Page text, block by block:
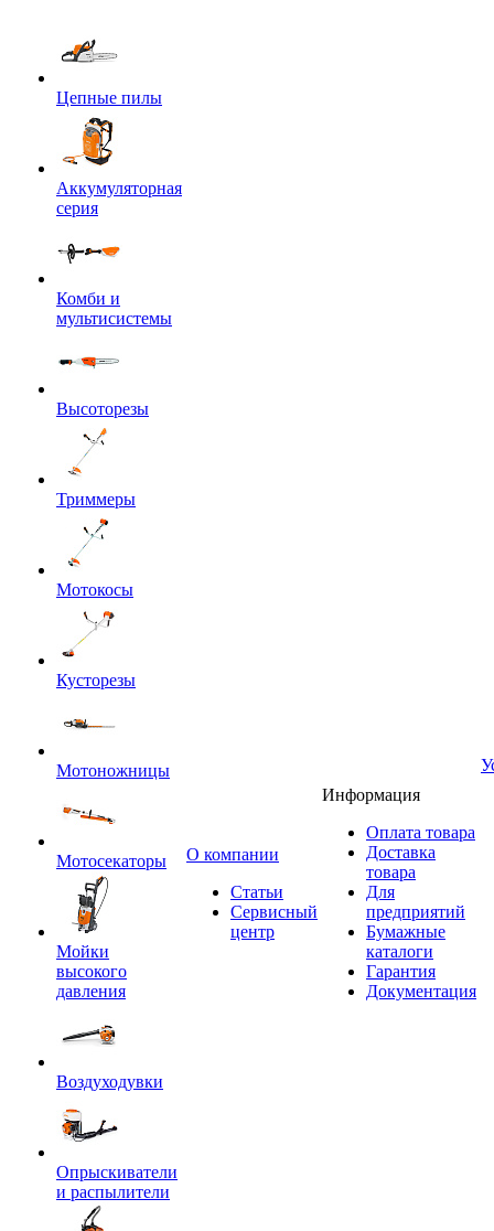
Цепные пилы
Аккумуляторная
серия
Комби и
мультисистемы
Высоторезы
Триммеры
Мотокосы
Кусторезы
Мотоножницы
Мотосекаторы
Мойки
высокого
давления
Воздуходувки
Опрыскиватели
и распылители
O компании
Статьи
Сервисный
центр
Информация
Оплата товара
Доставка
товара
Для
предприятий
Бумажные
каталоги
Гарантия
Документация